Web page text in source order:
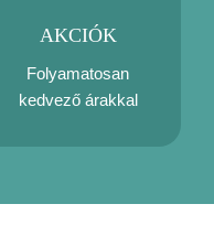
AKCIÓK
Folyamatosan
kedvező árakkal